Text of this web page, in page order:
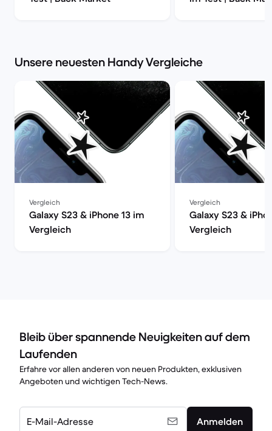
Unsere neuesten Handy Vergleiche
Vergleich
Galaxy S23 & iPhone 13 im
Vergleich
Vergleich
Galaxy S23 &
Vergleich
Bleib über spannende Neuigkeiten auf dem
Laufenden
Erfahre vor allen anderen von neuen Produkten, exklusiven
Angeboten und wichtigen Tech-News.
E-Mail-Adresse Anmelden